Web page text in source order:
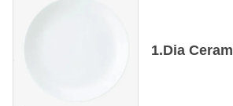
1.Dia Ceram